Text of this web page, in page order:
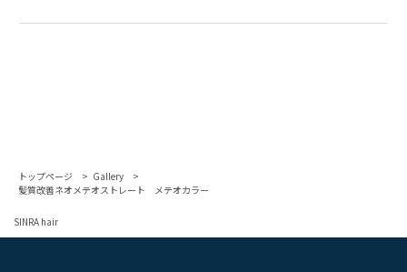
トップページ
Gallery
髪質改善ネオメテオストレート メテオカラー
SINRA hair